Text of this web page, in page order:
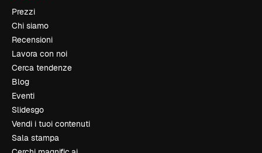
Prezzi
Chi siamo
Recensioni
Lavora con noi
Cerca tendenze
Blog
Eventi
Slidesgo
Vendi i tuoi contenuti
Sala stampa